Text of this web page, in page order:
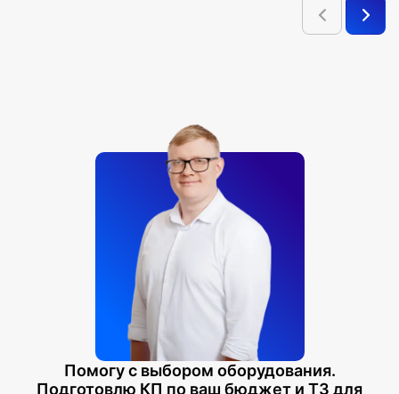
Помогу с выбором оборудования.
Подготовлю КП по ваш бюджет и ТЗ для